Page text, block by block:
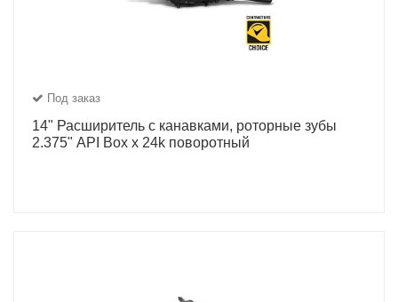
Под заказ
14" Расширитель с канавками, роторные зубы
2.375" API Box x 24k поворотный